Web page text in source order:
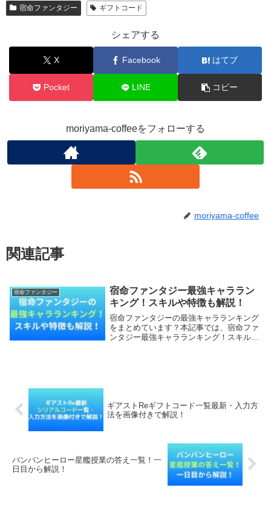
宿命ファンタジー ギフトコード
シェアする
X Facebook はてブ
Pocket LINE コピー
moriyama-coffeeをフォローする
moriyama-coffee
関連記事
宿命ファンタジー
宿命ファンタジー最強キャララン
キング！スキルや特徴も解説！
宿命ファンタジーの最強キャラランキング
をまとめています？本記事では、宿命ファ
ンタジー最強キャラランキング！スキルや
ギアストReギフトコード一覧最新・入力方
法を画像付きで解説！
バンバンヒーロー星艦授業の答え一覧！一
日目から解説！